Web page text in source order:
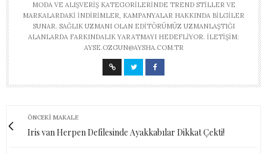
MODA VE ALIŞVERIŞ KATEGORILERINDE TREND STILLER VE
MARKALARDAKI INDIRIMLER, KAMPANYALAR HAKKINDA BILGILER
SUNAR. SAĞLIK UZMANI OLAN EDITÖRÜMÜZ UZMANLAŞTIĞI
ALANLARDA FARKINDALIK YARATMAYI HEDEFLIYOR. İLETIŞIM:
AYSE.OZGUN@AYSHA.COM.TR
ÖNCEKI MAKALE
Iris van Herpen Defilesinde Ayakkabılar Dikkat Çekti!